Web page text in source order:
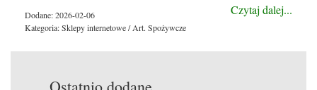
Czytaj dalej...
Dodane: 2026-02-06
Kategoria: Sklepy internetowe / Art. Spożywcze